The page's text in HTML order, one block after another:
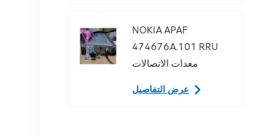
NOKIA APAF
474676A.101 RRU
معدات الاتصالات
عرض التفاصيل